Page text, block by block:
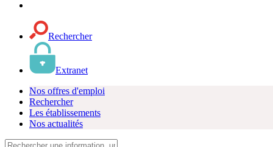
Rechercher
Extranet
Nos offres d'emploi
Rechercher
Les établissements
Nos actualités